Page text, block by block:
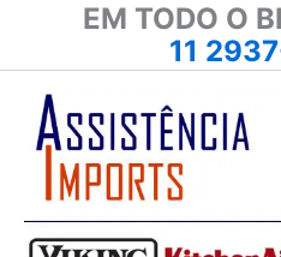
EM TODO O
11